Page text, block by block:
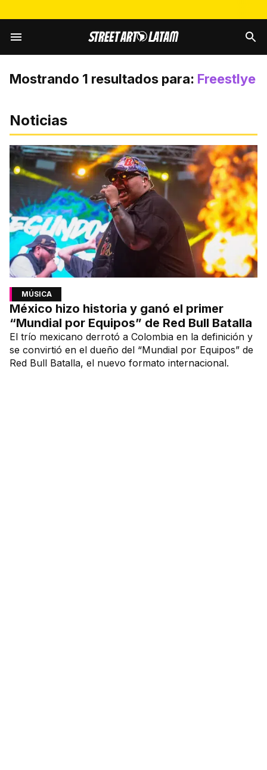
Mostrando 1 resultados para: Freestlye
Noticias
MÚSICA
México hizo historia y ganó el primer
“Mundial por Equipos” de Red Bull Batalla
El trío mexicano derrotó a Colombia en la definición y
se convirtió en el dueño del “Mundial por Equipos” de
Red Bull Batalla, el nuevo formato internacional.